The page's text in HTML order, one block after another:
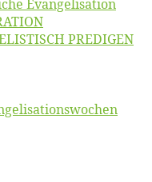
Evangelisation
PREDIGEN